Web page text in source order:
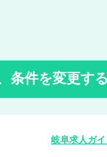
条件を変更する
岐阜求人ガイ